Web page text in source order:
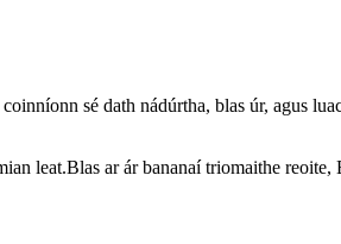
sé dath nádúrtha, blas úr, agus
leat.Blas ar ár bananaí triomaithe reoite,